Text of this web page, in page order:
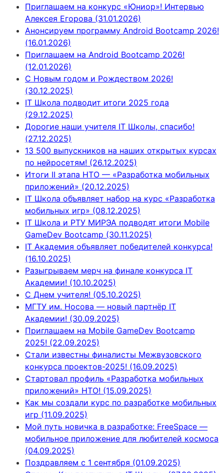
Приглашаем на конкурс «Юниор»! Интервью
Алексея Егорова (31.01.2026)
Анонсируем программу Android Bootcamp 2026!
(16.01.2026)
Приглашаем на Android Bootcamp 2026!
(12.01.2026)
С Новым годом и Рождеством 2026!
(30.12.2025)
IT Школа подводит итоги 2025 года
(29.12.2025)
Дорогие наши учителя IT Школы, спасибо!
(27.12.2025)
13 500 выпускников на наших открытых курсах
по нейросетям! (26.12.2025)
Итоги II этапа НТО — «Разработка мобильных
приложений» (20.12.2025)
IT Школа объявляет набор на курс «Разработка
мобильных игр» (08.12.2025)
IT Школа и РТУ МИРЭА подводят итоги Mobile
GameDev Bootcamp (30.11.2025)
IT Академия объявляет победителей конкурса!
(16.10.2025)
Разыгрываем мерч на финале конкурса IT
Академии! (10.10.2025)
С Днем учителя! (05.10.2025)
МГТУ им. Носова — новый партнёр IT
Академии! (30.09.2025)
Приглашаем на Mobile GameDev Bootcamp
2025! (22.09.2025)
Стали известны финалисты Межвузовского
конкурса проектов-2025! (16.09.2025)
Стартовал профиль «Разработка мобильных
приложений» НТО! (15.09.2025)
Как мы создали курс по разработке мобильных
игр (11.09.2025)
Мой путь новичка в разработке: FreeSpace —
мобильное приложение для любителей космоса
(04.09.2025)
Поздравляем с 1 сентября (01.09.2025)